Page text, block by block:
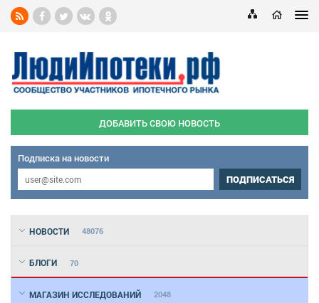
ДОБАВИТЬ СВОЮ НОВОСТЬ
Подписка на новости
ПОДПИСАТЬСЯ
НОВОСТИ 48076
БЛОГИ 70
МАГАЗИН ИССЛЕДОВАНИЙ 2048